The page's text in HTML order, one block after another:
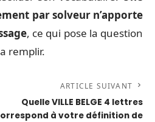
par solveur n’apporte
, ce qui pose la question
remplir.
ARTICLE SUIVANT
Quelle VILLE BELGE 4 lettres
à votre définition de